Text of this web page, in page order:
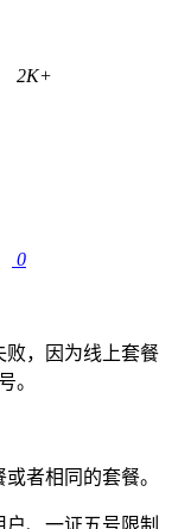
2K+
0
败，因为线上套餐
。
者相同的套餐。
、一证五号限制